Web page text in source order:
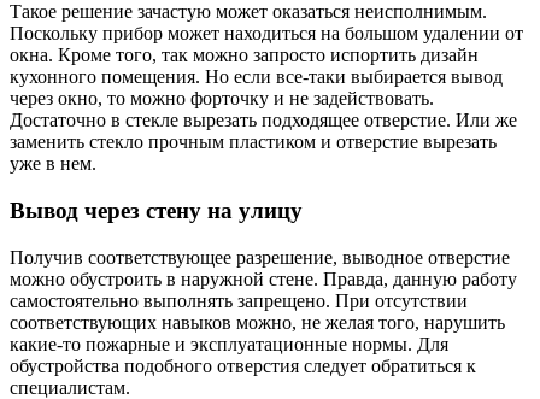
Такое решение зачастую может оказаться неисполнимым.
Поскольку прибор может находиться на большом удалении от
окна. Кроме того, так можно запросто испортить дизайн
кухонного помещения. Но если все-таки выбирается вывод
через окно, то можно форточку и не задействовать.
Достаточно в стекле вырезать подходящее отверстие. Или же
заменить стекло прочным пластиком и отверстие вырезать
уже в нем.
Вывод через стену на улицу
Получив соответствующее разрешение, выводное отверстие
можно обустроить в наружной стене. Правда, данную работу
самостоятельно выполнять запрещено. При отсутствии
соответствующих навыков можно, не желая того, нарушить
какие-то пожарные и эксплуатационные нормы. Для
обустройства подобного отверстия следует обратиться к
специалистам.